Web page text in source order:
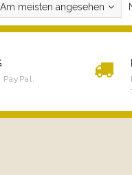
Am meisten angesehen